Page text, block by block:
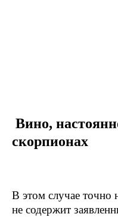
Вино,
скорпионах
В этом случае точно
не содержит